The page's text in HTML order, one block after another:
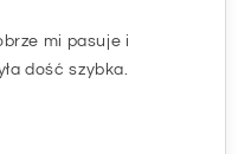
mi pasuje i
dość szybka.